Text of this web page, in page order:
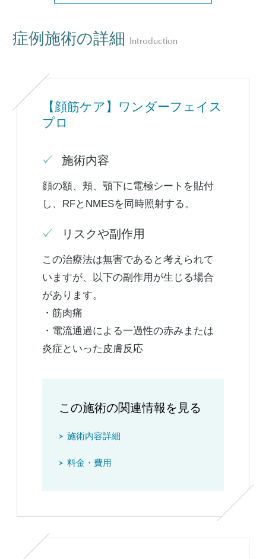
症例施術の詳細 Introduction
【顔筋ケア】ワンダーフェイス
プロ
施術内容
顔の額、頬、顎下に電極シートを貼付
し、RFとNMESを同時照射する。
リスクや副作用
この治療法は無害であると考えられて
いますが、以下の副作用が生じる場合
があります。
・筋肉痛
・電流通過による一過性の赤みまたは
炎症といった皮膚反応
この施術の関連情報を見る
施術内容詳細
料金・費用